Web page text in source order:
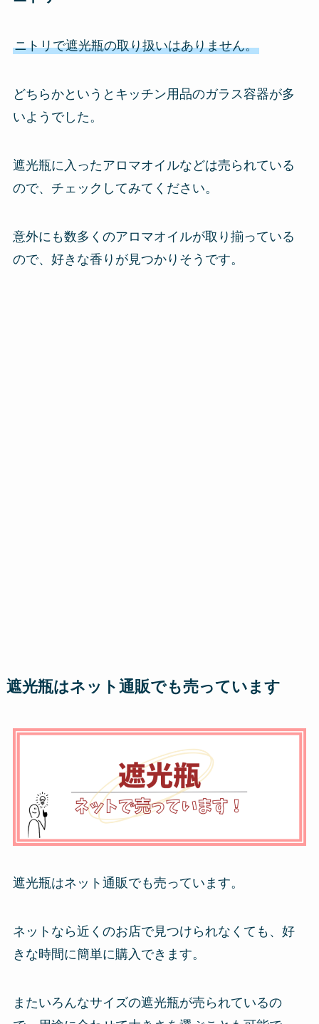
ニトリで遮光瓶の取り扱いはありません。
どちらかというとキッチン用品のガラス容器が多
いようでした。
遮光瓶に入ったアロマオイルなどは売られている
ので、チェックしてみてください。
意外にも数多くのアロマオイルが取り揃っている
ので、好きな香りが見つかりそうです。
遮光瓶はネット通販でも売っています
遮光瓶はネット通販でも売っています。
ネットなら近くのお店で見つけられなくても、好
きな時間に簡単に購入できます。
またいろんなサイズの遮光瓶が売られているの